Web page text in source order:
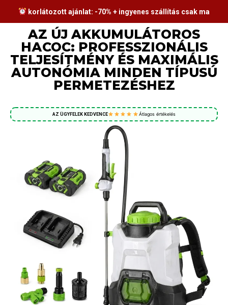
korlátozott ajánlat: -70% + ingyenes szállítás csak ma
AZ ÚJ AKKUMULÁTOROS
НАСОС: PROFESSZIONÁLIS
TELJESÍTMÉNY ÉS MAXIMÁLIS
AUTONÓMIA MINDEN TÍPUSÚ
PERMETEZÉSHEZ
AZ ÜGYFELEK KEDVENCE Átlagos értékelés